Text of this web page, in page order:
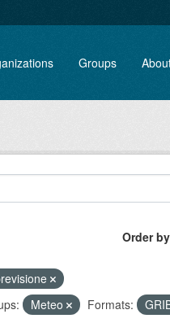
Groups
Order by
Meteo Formats: